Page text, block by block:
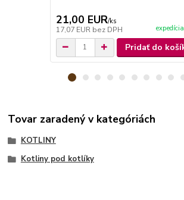
21,00 EUR/ks
17,07 EUR bez DPH
Pridať do
Tovar zaradený v kategóriách
KOTLINY
Kotliny pod kotlíky